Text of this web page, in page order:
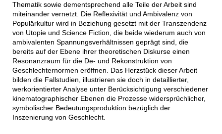
Thematik sowie dementsprechend alle Teile der Arbeit sind
miteinander vernetzt. Die Reflexivität und Ambivalenz von
Populärkultur wird in Beziehung gesetzt mit der Transzendenz
von Utopie und Science Fiction, die beide wiederum auch von
ambivalenten Spannungsverhältnissen geprägt sind, die
bereits auf der Ebene ihrer theoretischen Diskurse einen
Resonanzraum für die De- und Rekonstruktion von
Geschlechternormen eröffnen. Das Herzstück dieser Arbeit
bilden die Fallstudien, illustrieren sie doch in detaillierter,
werkorientierter Analyse unter Berücksichtigung verschiedener
kinematographischer Ebenen die Prozesse widersprüchlicher,
symbolischer Bedeutungsproduktion bezüglich der
Inszenierung von Geschlecht.